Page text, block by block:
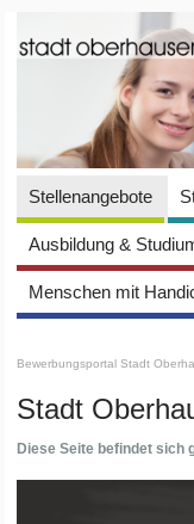
Stellenangebote
Ausbildung &
Menschen mit
Bewerbungsportal Stadt
Stadt
Diese Seite befindet sich